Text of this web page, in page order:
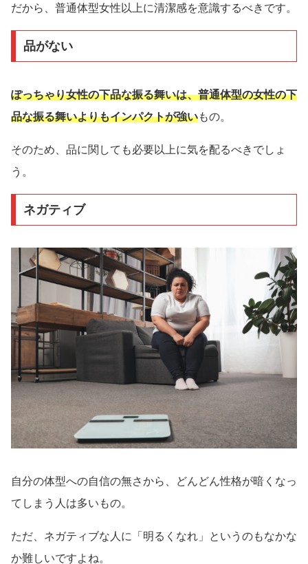
だから、普通体型女性以上に清潔感を意識するべきです。
品がない
ぽっちゃり女性の下品な振る舞いは、普通体型の女性の下
品な振る舞いよりもインパクトが強いもの。
そのため、品に関しても必要以上に気を配るべきでしょ
う。
ネガティブ
自分の体型への自信の無さから、どんどん性格が暗くなっ
てしまう人は多いもの。
ただ、ネガティブな人に「明るくなれ」というのもなかな
か難しいですよね。